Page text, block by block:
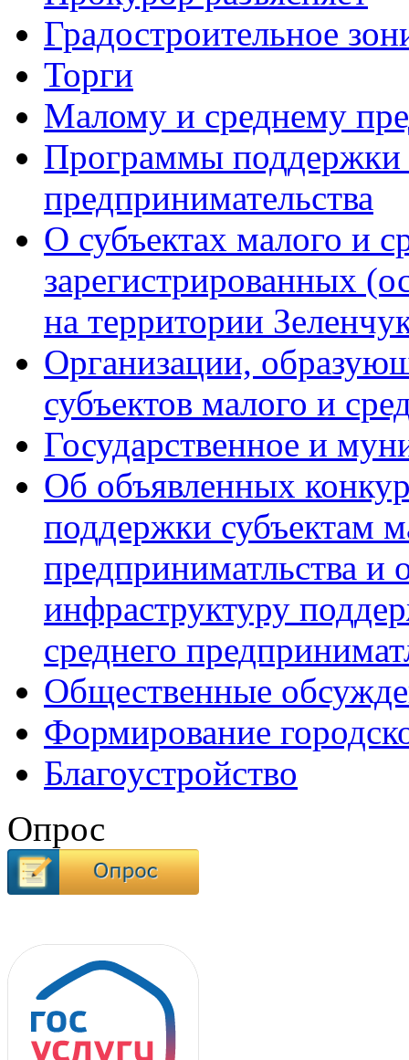
Градостроительное
Торги
Малому и среднему
Программы поддержки
предпринимательства
О субъектах малого и
зарегистрированных
на территории
Организации,
субъектов малого и
Государственное и
Об объявленных
поддержки субъектам
предприниматльства
инфраструктуру
среднего
Общественные
Формирование
Благоустройство
Опрос